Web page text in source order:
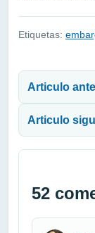
Etiquetas:
Articulo
Articulo
52